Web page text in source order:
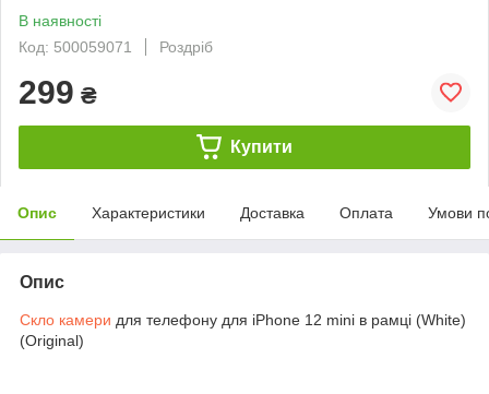
В наявності
Код: 500059071
Роздріб
299 ₴
Купити
Опис Характеристики Доставка Оплата Умови
Опис
Скло камери для телефону для iPhone 12 mini в рамці (White)
(Original)